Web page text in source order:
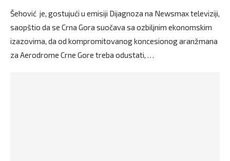
Šehović je, gostujući u emisiji Dijagnoza na Newsmax televiziji,
saopštio da se Crna Gora suočava sa ozbiljnim ekonomskim
izazovima, da od kompromitovanog koncesionog aranžmana
za Aerodrome Crne Gore treba odustati, …